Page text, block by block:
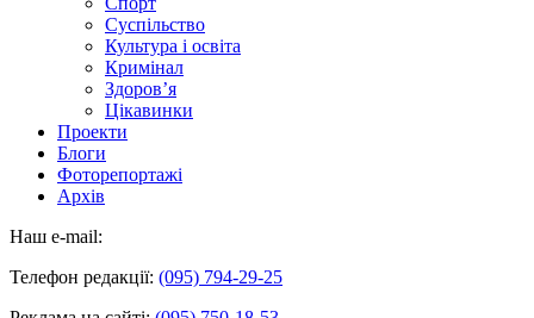
Суспільство
Культура і освіта
Кримінал
Здоров’я
Цікавинки
Проекти
Блоги
Фоторепортажі
Архів
Наш e-mail:
Телефон редакції: (095) 794-29-25